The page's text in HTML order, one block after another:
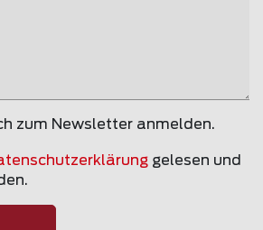
zum Newsletter anmelden.
gelesen und